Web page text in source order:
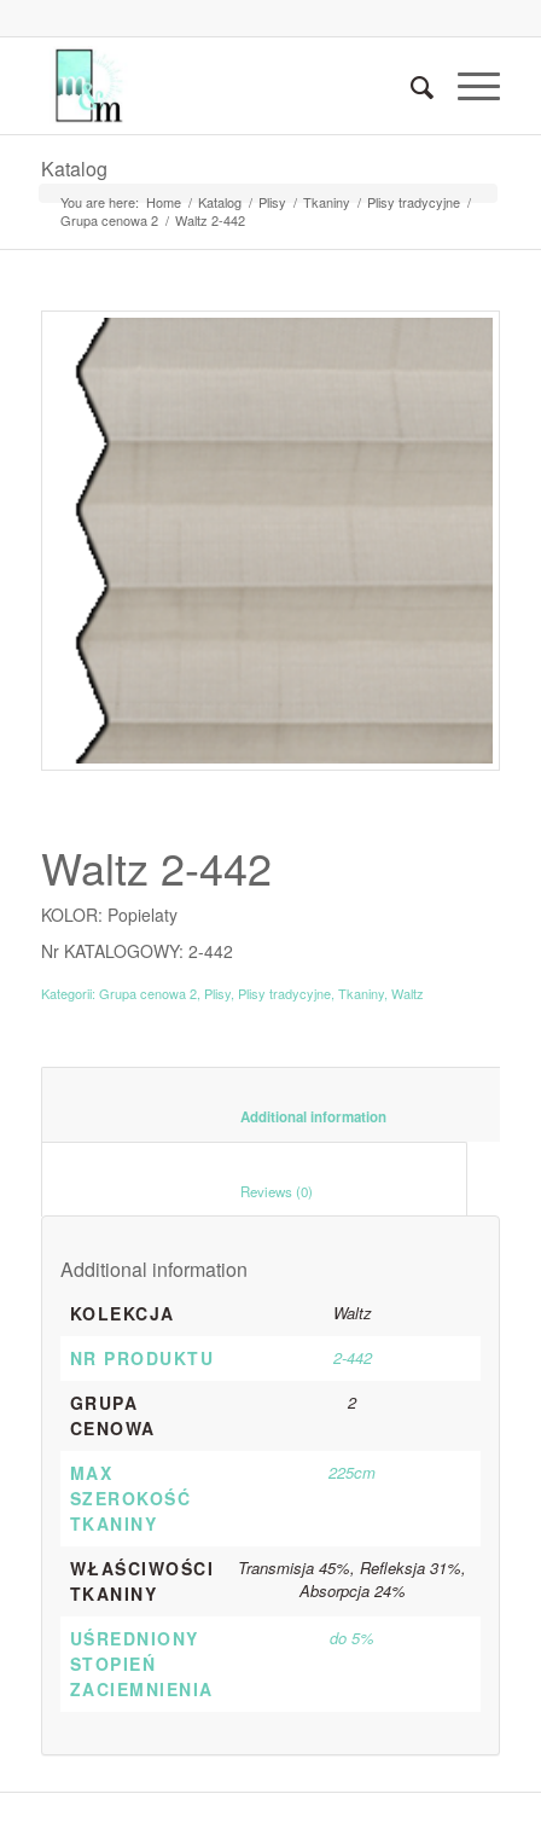
Katalog
You are here: Home / Katalog / Plisy / Tkaniny / Plisy tradycyjne /
Grupa cenowa 2 / Waltz 2-442
Waltz 2-442
KOLOR: Popielaty
Nr KATALOGOWY: 2-442
Kategorii: Grupa cenowa 2, Plisy, Plisy tradycyjne, Tkaniny, Waltz
						Additional information
Additional information
KOLEKCJA Waltz
NR PRODUKTU 2-442
GRUPA
CENOWA
2
MAX
SZEROKOŚĆ
TKANINY
225cm
WŁAŚCIWOŚCI
TKANINY
Transmisja 45%, Refleksja 31%,
Absorpcja 24%
UŚREDNIONY
STOPIEŃ
ZACIEMNIENIA
do 5%